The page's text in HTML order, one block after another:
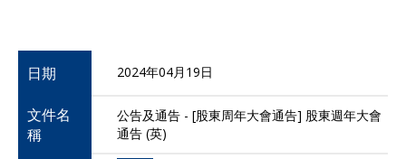
日期 2024年04月19日
文件名
稱
公告及通告 - [股東周年大會通告] 股東週年大會
通告 (英)